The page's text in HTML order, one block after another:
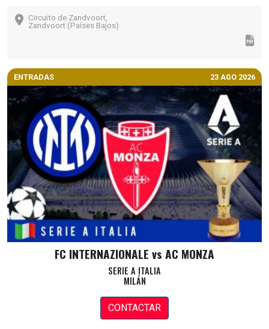
Circuito de Zandvoort,
Zandvoort (Países Bajos)
ENTRADAS 23 AGO 2026
FC INTERNAZIONALE vs AC MONZA
SERIE A ITALIA
MILÁN
CONTACTAR